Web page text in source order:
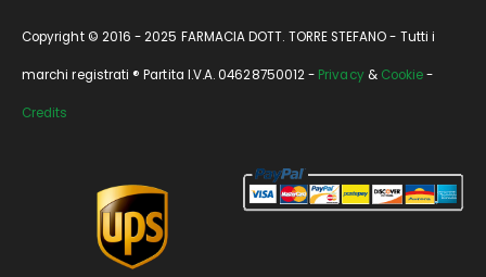
Copyright © 2016 - 2025 FARMACIA DOTT. TORRE STEFANO - Tutti i
marchi registrati ® Partita I.V.A. 04628750012 - Privacy& Cookie-
Credits